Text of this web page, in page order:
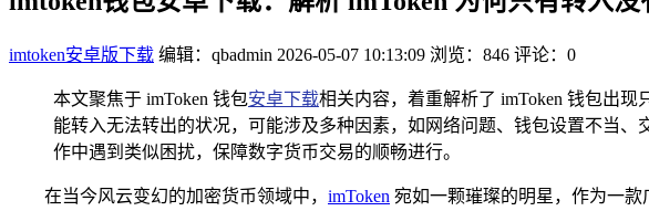
imtoken安卓版下载 编辑：qbadmin 2026-05-07 10:13:09 浏览：846 评论：0
本文聚焦于 imToken 钱包安卓下载相关内容，着重解析了 imToken 钱包出
能转入无法转出的状况，可能涉及多种因素，如网络问题、钱包设置不当
作中遇到类似困扰，保障数字货币交易的顺畅进行。
在当今风云变幻的加密货币领域中， imToken 宛如一颗璀璨的明星，作为一